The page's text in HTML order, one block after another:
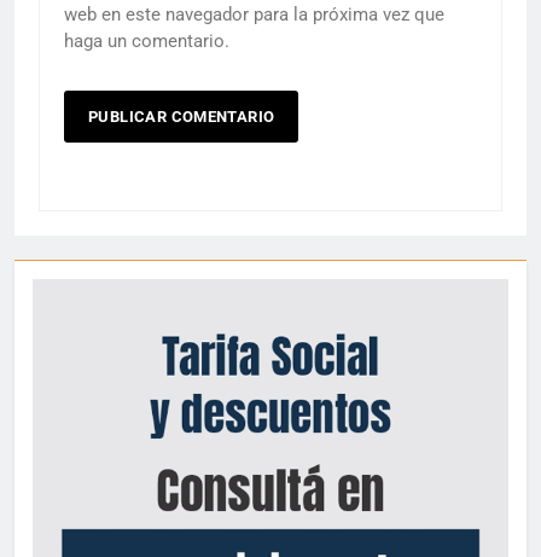
web en este navegador para la próxima vez que
haga un comentario.